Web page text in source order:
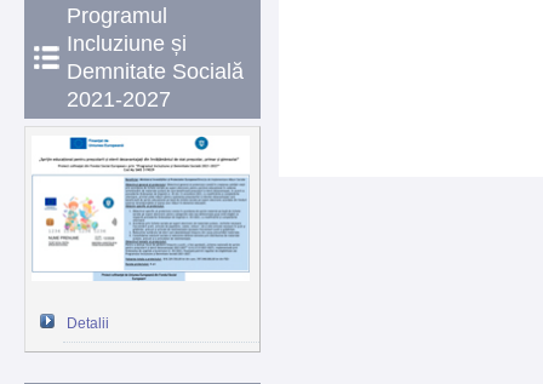
Programul
Incluziune și
Demnitate Socială
2021-2027
Detalii